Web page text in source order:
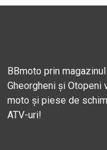
BBmoto prin
Gheorgheni și
moto și piese de
ATV-uri!